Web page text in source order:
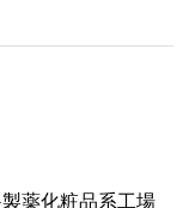
薬化粧品系工場